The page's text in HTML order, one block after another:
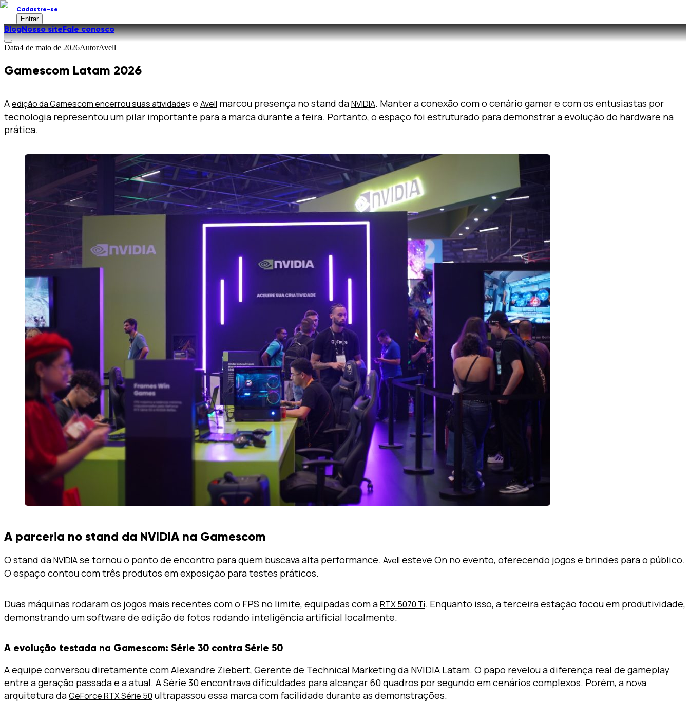
Cadastre-se
Entrar
BlogNosso siteFale conosco
Data4 de maio de 2026AutorAvell
Gamescom Latam 2026
Aedição da Gamescom encerrou suas atividades e Avell marcou presença no stand daNVIDIA. Manter a conexão com o cenário gamer e com os entusiastas por
tecnologia representou um pilar importante para a marca durante a feira. Portanto, o espaço foi estruturado para demonstrar a evolução do hardware na
prática.
A parceria no stand da NVIDIA na Gamescom
O stand daNVIDIAse tornou o ponto de encontro para quem buscava alta performance. Avell esteve On no evento, oferecendo jogos e brindes para o público.
O espaço contou com três produtos em exposição para testes práticos.
Duas máquinas rodaram os jogos mais recentes com o FPS no limite, equipadas com aRTX 5070 Ti. Enquanto isso, a terceira estação focou em produtividade,
demonstrando um software de edição de fotos rodando inteligência artificial localmente.
A evolução testada na Gamescom: Série 30 contra Série 50
A equipe conversou diretamente com Alexandre Ziebert, Gerente de Technical Marketing da NVIDIA Latam. O papo revelou a diferença real de gameplay
entre a geração passada e a atual. A Série 30 encontrava dificuldades para alcançar 60 quadros por segundo em cenários complexos. Porém, a nova
arquitetura daGeForce RTX Série 50 ultrapassou essa marca com facilidade durante as demonstrações.